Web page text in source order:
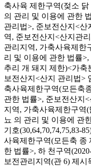
축사육 제한구역(젖소
의 관리 및 이용에 관한
관리법>, 준보전산지<산
역, 준보전산지<산지관
관리지역, 가축사육제한
리 및 이용에 관한 법률
추리 개 돼지 제한)<가축
보전산지<산지 관리법>
축사육제한구역(모든축
관한 법률>, 준보전산지
지역, 가축사육제한구역
뇨 의 관리 및 이용에 관
기호(30,64,70,74,75,83-
사육제한구역(모든축 종
한 법률>, 하 천구역
보전관리지역(관 6) 제시